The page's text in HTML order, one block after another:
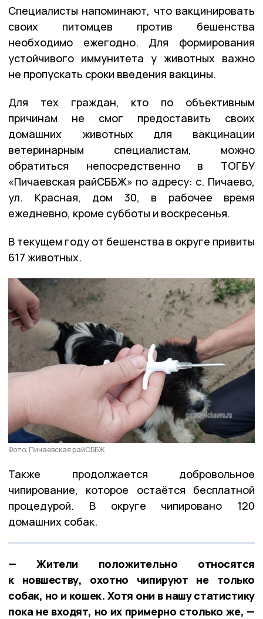
Специалисты напоминают, что вакцинировать
своих питомцев против бешенства
необходимо ежегодно. Для формирования
устойчивого иммунитета у животных важно
не пропускать сроки введения вакцины.
Для тех граждан, кто по объективным
причинам не смог предоставить своих
домашних животных для вакцинации
ветеринарным специалистам, можно
обратиться непосредственно в ТОГБУ
«Пичаевская райСББЖ» по адресу: с. Пичаево,
ул. Красная, дом 30, в рабочее время
ежедневно, кроме субботы и воскресенья.
В текущем году от бешенства в округе привиты
617 животных.
Фото: Пичаевская райСББЖ
Также продолжается добровольное
чипирование, которое остаётся бесплатной
процедурой. В округе чипировано 120
домашних собак.
— Жители положительно относятся
к новшеству, охотно чипируют не только
собак, но и кошек. Хотя они в нашу статистику
пока не входят, но их примерно столько же, —